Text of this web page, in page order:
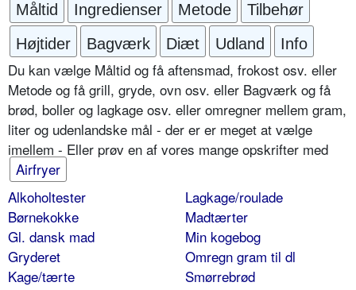
Måltid Ingredienser Metode
Tilbehør
Højtider
Bagværk Diæt Udland Info
Du kan vælge Måltid og få aftensmad, frokost osv. eller
Metode og få grill, gryde, ovn osv. eller Bagværk og få
brød, boller og lagkage osv. eller omregner mellem gram,
liter og udenlandske mål - der er er meget at vælge
imellem - Eller prøv en af vores mange opskrifter med
Airfryer
Alkoholtester
Børnekokke
Gl. dansk mad
Gryderet
Kage/tærte
Lagkage/roulade
Madtærter
Min kogebog
Omregn gram til dl
Smørrebrød